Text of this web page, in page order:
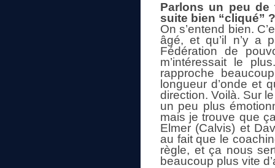
Parlons un peu
suite bien “cliqué” ?
On s’entend bien.
âgé, et qu’il n’y a
Fédération de
m’intéressait le
rapproche
longueur d’onde et
direction. Voilà. Sur
un peu plus
mais je trouve que
Elmer (Calvis) et
au fait que le
règle, et ça nous
beaucoup plus vite